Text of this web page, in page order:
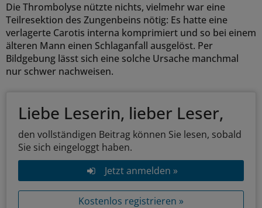
Die Thrombolyse nützte nichts, vielmehr war eine
Teilresektion des Zungenbeins nötig: Es hatte eine
verlagerte Carotis interna komprimiert und so bei einem
älteren Mann einen Schlaganfall ausgelöst. Per
Bildgebung lässt sich eine solche Ursache manchmal
nur schwer nachweisen.
Liebe Leserin, lieber Leser,
den vollständigen Beitrag können Sie lesen, sobald
Sie sich eingeloggt haben.
Jetzt anmelden »
Kostenlos registrieren »